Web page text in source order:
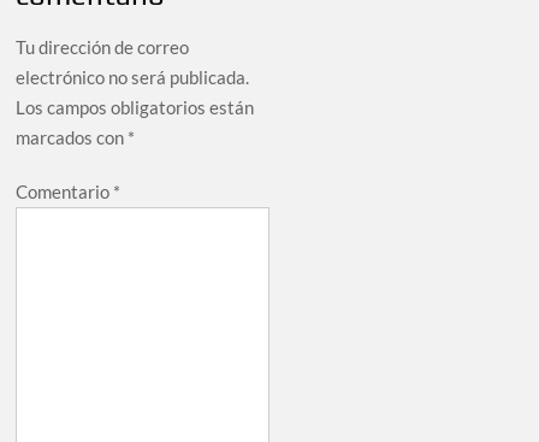
Tu dirección de correo
electrónico no será publicada.
Los campos obligatorios están
marcados con *
Comentario *